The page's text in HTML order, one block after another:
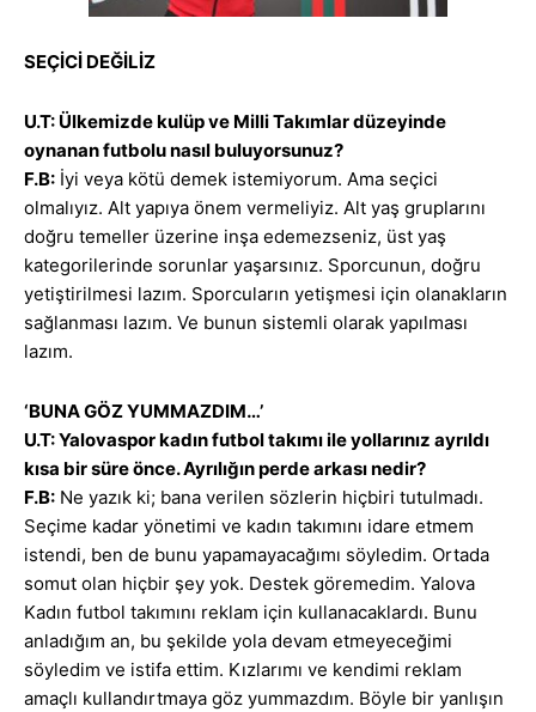
SEÇİCİ DEĞİLİZ
U.T: Ülkemizde kulüp ve Milli Takımlar düzeyinde
oynanan futbolu nasıl buluyorsunuz?
F.B: İyi veya kötü demek istemiyorum. Ama seçici
olmalıyız. Alt yapıya önem vermeliyiz. Alt yaş gruplarını
doğru temeller üzerine inşa edemezseniz, üst yaş
kategorilerinde sorunlar yaşarsınız. Sporcunun, doğru
yetiştirilmesi lazım. Sporcuların yetişmesi için olanakların
sağlanması lazım. Ve bunun sistemli olarak yapılması
lazım.
‘BUNA GÖZ YUMMAZDIM…’
U.T: Yalovaspor kadın futbol takımı ile yollarınız ayrıldı
kısa bir süre önce. Ayrılığın perde arkası nedir?
F.B: Ne yazık ki; bana verilen sözlerin hiçbiri tutulmadı.
Seçime kadar yönetimi ve kadın takımını idare etmem
istendi, ben de bunu yapamayacağımı söyledim. Ortada
somut olan hiçbir şey yok. Destek göremedim. Yalova
Kadın futbol takımını reklam için kullanacaklardı. Bunu
anladığım an, bu şekilde yola devam etmeyeceğimi
söyledim ve istifa ettim. Kızlarımı ve kendimi reklam
amaçlı kullandırtmaya göz yummazdım. Böyle bir yanlışın